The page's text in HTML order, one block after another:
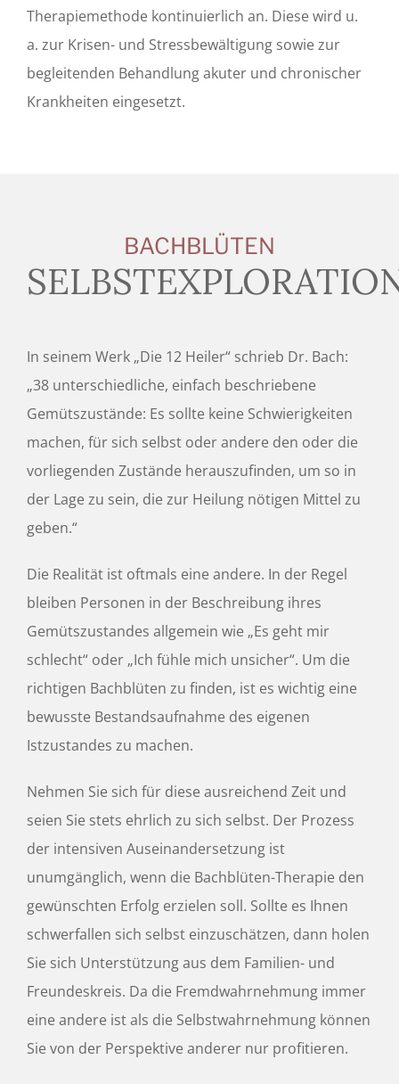
Therapiemethode kontinuierlich an. Diese wird u.
a. zur Krisen- und Stressbewältigung sowie zur
begleitenden Behandlung akuter und chronischer
Krankheiten eingesetzt.
BACHBLÜTEN
In seinem Werk „Die 12 Heiler“ schrieb Dr. Bach:
„38 unterschiedliche, einfach beschriebene
Gemütszustände: Es sollte keine Schwierigkeiten
machen, für sich selbst oder andere den oder die
vorliegenden Zustände herauszufinden, um so in
der Lage zu sein, die zur Heilung nötigen Mittel zu
geben.“
Die Realität ist oftmals eine andere. In der Regel
bleiben Personen in der Beschreibung ihres
Gemütszustandes allgemein wie „Es geht mir
schlecht“ oder „Ich fühle mich unsicher“. Um die
richtigen Bachblüten zu finden, ist es wichtig eine
bewusste Bestandsaufnahme des eigenen
Istzustandes zu machen.
Nehmen Sie sich für diese ausreichend Zeit und
seien Sie stets ehrlich zu sich selbst. Der Prozess
der intensiven Auseinandersetzung ist
unumgänglich, wenn die Bachblüten-Therapie den
gewünschten Erfolg erzielen soll. Sollte es Ihnen
schwerfallen sich selbst einzuschätzen, dann holen
Sie sich Unterstützung aus dem Familien- und
Freundeskreis. Da die Fremdwahrnehmung immer
eine andere ist als die Selbstwahrnehmung können
Sie von der Perspektive anderer nur profitieren.